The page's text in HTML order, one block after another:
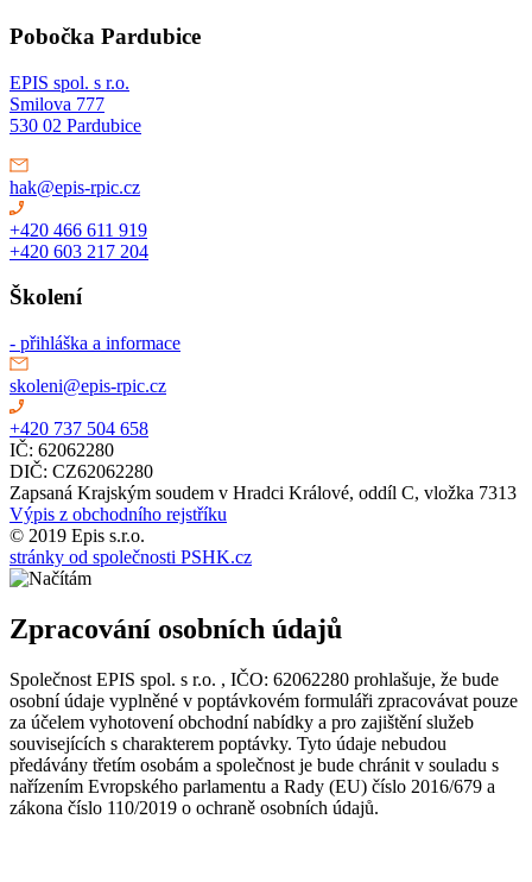
Pobočka Pardubice
EPIS spol. s r.o.
Smilova 777
530 02 Pardubice
hak@epis-rpic.cz
+420 466 611 919
+420 603 217 204
Školení
- přihláška a informace
skoleni@epis-rpic.cz
+420 737 504 658
IČ: 62062280
DIČ: CZ62062280
Zapsaná Krajským soudem v Hradci Králové, oddíl C, vložka 7313
Výpis z obchodního rejstříku
© 2019 Epis s.r.o.
stránky od společnosti PSHK.cz
Zpracování osobních údajů
Společnost EPIS spol. s r.o. , IČO: 62062280 prohlašuje, že bude
osobní údaje vyplněné v poptávkovém formuláři zpracovávat pouze
za účelem vyhotovení obchodní nabídky a pro zajištění služeb
souvisejících s charakterem poptávky. Tyto údaje nebudou
předávány třetím osobám a společnost je bude chránit v souladu s
nařízením Evropského parlamentu a Rady (EU) číslo 2016/679 a
zákona číslo 110/2019 o ochraně osobních údajů.